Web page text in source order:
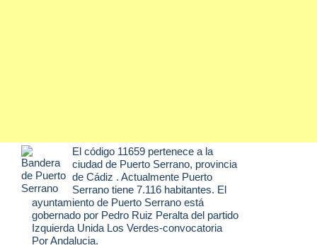
El código 11659 pertenece a la
ciudad de Puerto Serrano, provincia
de Cádiz . Actualmente Puerto
Serrano tiene 7.116 habitantes. El
ayuntamiento de Puerto Serrano está
gobernado por Pedro Ruiz Peralta del partido
Izquierda Unida Los Verdes-convocatoria
Por Andalucia.